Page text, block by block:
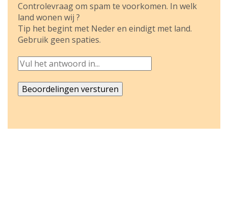
Controlevraag om spam te voorkomen. In welk
land wonen wij ?
Tip het begint met Neder en eindigt met land.
Gebruik geen spaties.